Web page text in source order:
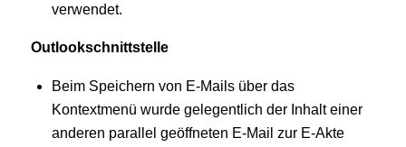
verwendet.
Outlookschnittstelle
Beim Speichern von E-Mails über das
Kontextmenü wurde gelegentlich der Inhalt einer
anderen parallel geöffneten E-Mail zur E-Akte